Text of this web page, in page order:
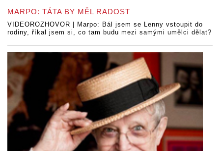
MARPO: TÁTA BY MĚL RADOST
VIDEOROZHOVOR | Marpo: Bál jsem se Lenny vstoupit do
rodiny, říkal jsem si, co tam budu mezi samými umělci dělat?